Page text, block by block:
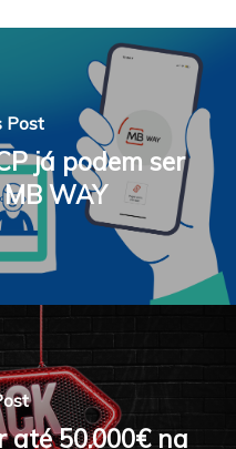
Post
já podem ser
WAY
até 50.000€ na